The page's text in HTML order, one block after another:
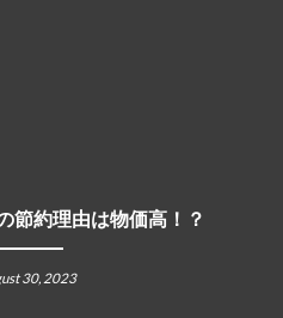
節約理由は物価高！？
30, 2023